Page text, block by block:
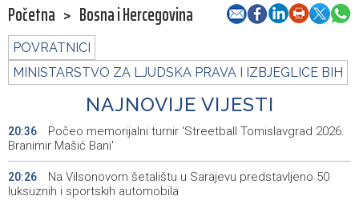
Početna > Bosna i Hercegovina
POVRATNICI
MINISTARSTVO ZA LJUDSKA PRAVA I IZBJEGLICE BIH
NAJNOVIJE VIJESTI
20:36
Počeo memorijalni turnir 'Streetball Tomislavgrad 2026.
Branimir Mašić Bani'
20:26
Na Vilsonovom šetalištu u Sarajevu predstavljeno 50
luksuznih i sportskih automobila